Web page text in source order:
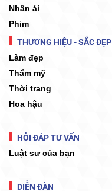
Nhân ái
Phim
THƯƠNG HIỆU - SẮC ĐẸP
Làm đẹp
Thẩm mỹ
Thời trang
Hoa hậu
HỎI ĐÁP TƯ VẤN
Luật sư của bạn
DIỄN ĐÀN